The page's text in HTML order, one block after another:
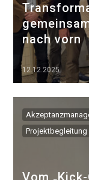
nach vorn
12.12.2025
Projektbegleitung